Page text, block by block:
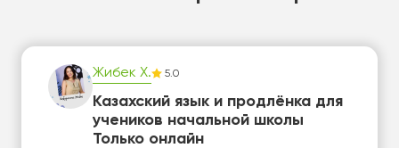
Жибек Х. 5.0
Казахский язык и продлёнка для
учеников начальной школы
Только онлайн